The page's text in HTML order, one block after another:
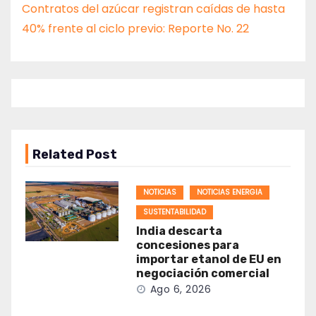
Contratos del azúcar registran caídas de hasta
40% frente al ciclo previo: Reporte No. 22
Related Post
NOTICIAS
NOTICIAS ENERGIA
SUSTENTABILIDAD
India descarta
concesiones para
importar etanol de EU en
negociación comercial
Ago 6, 2026